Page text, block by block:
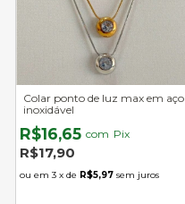
Colar ponto de luz max em aço
inoxidável
R$16,65 com Pix
R$17,90
3 x de R$5,97 sem juros